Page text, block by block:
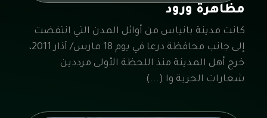
مظاهرة ورود
كانت مدينة بانياس من أوائل المدن التي انتفضت
إلى جانب محافظة درعا في يوم 18 مارس/ آذار 2011،
خرج أهل المدينة منذ اللحظة الأولى مرددين
شعارات الحرية وا (...)